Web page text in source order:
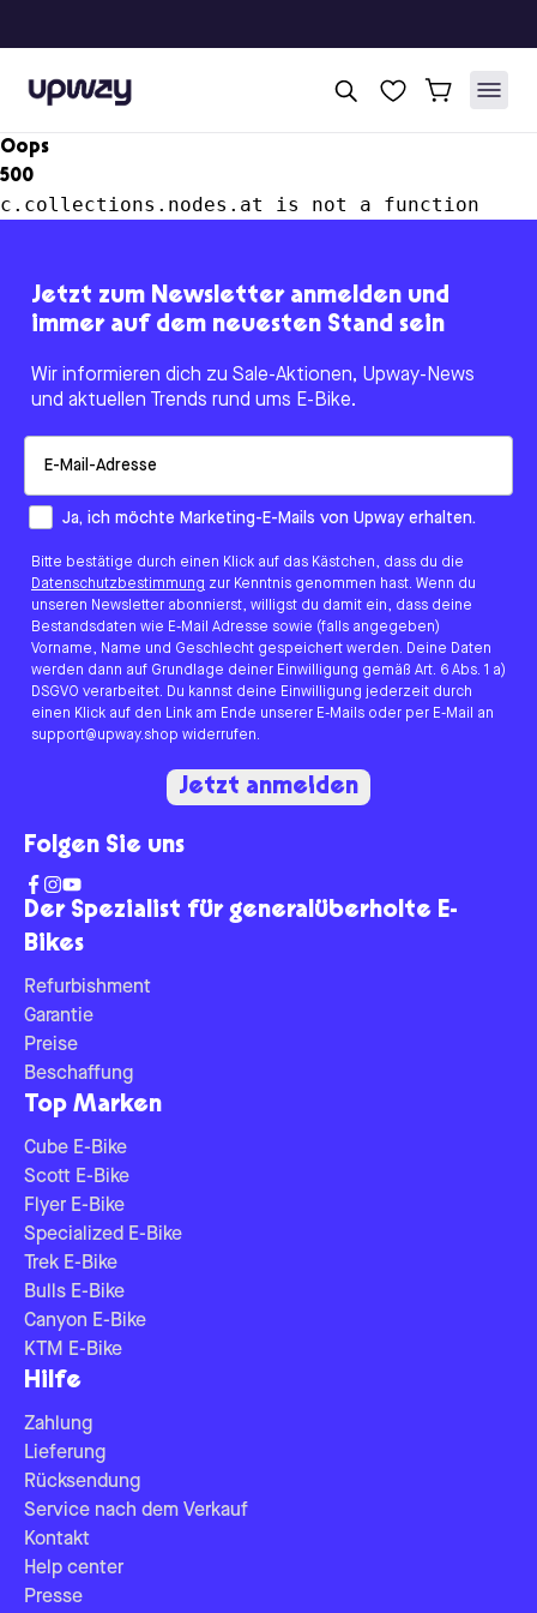
Upway
Oops
500
c.collections.nodes.at is not a function
Der Spezialist für generalüberholte E-
Bikes
Refurbishment
Garantie
Preise
Beschaffung
Top Marken
Cube E-Bike
Scott E-Bike
Flyer E-Bike
Specialized E-Bike
Trek E-Bike
Bulls E-Bike
Canyon E-Bike
KTM E-Bike
Hilfe
Zahlung
Lieferung
Rücksendung
Service nach dem Verkauf
Kontakt
Help center
Presse
Jetzt zum Newsletter anmelden und
immer auf dem neuesten Stand sein
Wir informieren dich zu Sale-Aktionen, Upway-News
und aktuellen Trends rund ums E-Bike.
How would you like to hear from us?
Ja, ich möchte Marketing-E-Mails von Upway erhalten.
Bitte bestätige durch einen Klick auf das Kästchen, dass du die
Datenschutzbestimmung zur Kenntnis genommen hast. Wenn du
unseren Newsletter abonnierst, willigst du damit ein, dass deine
Bestandsdaten wie E-Mail Adresse sowie (falls angegeben)
Vorname, Name und Geschlecht gespeichert werden. Deine Daten
werden dann auf Grundlage deiner Einwilligung gemäß Art. 6 Abs. 1 a)
DSGVO verarbeitet. Du kannst deine Einwilligung jederzeit durch
einen Klick auf den Link am Ende unserer E-Mails oder per E-Mail an
support@upway.shop widerrufen.
Jetzt anmelden
Folgen Sie uns